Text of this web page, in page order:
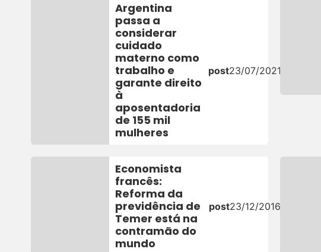
Argentina
passa a
considerar
cuidado
materno como
trabalho e
garante direito
à
aposentadoria
de 155 mil
mulheres
post23/07/2021
Economista
francês:
Reforma da
previdência de
Temer está na
contramão do
mundo
post23/12/2016